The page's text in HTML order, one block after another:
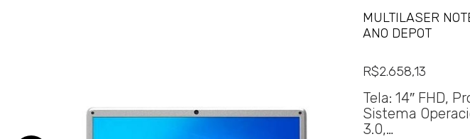
MULTILASER
ANO DEPOT
R$2.658,13
Tela: 14″ FHD,
Sistema
3.0,…